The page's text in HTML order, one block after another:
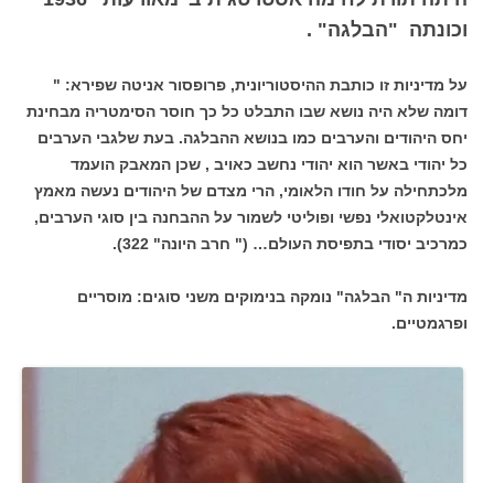
וכונתה "הבלגה" .
על מדיניות זו כותבת ההיסטוריונית, פרופסור אניטה שפירא: "
דומה שלא היה נושא שבו התבלט כל כך חוסר הסימטריה מבחינת
יחס היהודים והערבים כמו בנושא ההבלגה. בעת שלגבי הערבים
כל יהודי באשר הוא יהודי נחשב כאויב , שכן המאבק הועמד
מלכתחילה על חודו הלאומי, הרי מצדם של היהודים נעשה מאמץ
אינטלקטואלי נפשי ופוליטי לשמור על ההבחנה בין סוגי הערבים,
כמרכיב יסודי בתפיסת העולם… (" חרב היונה" 322).
מדיניות ה" הבלגה" נומקה בנימוקים משני סוגים: מוסריים
ופרגמטיים.